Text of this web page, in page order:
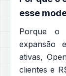
esse
Porque o
expansão
ativas,
clientes e